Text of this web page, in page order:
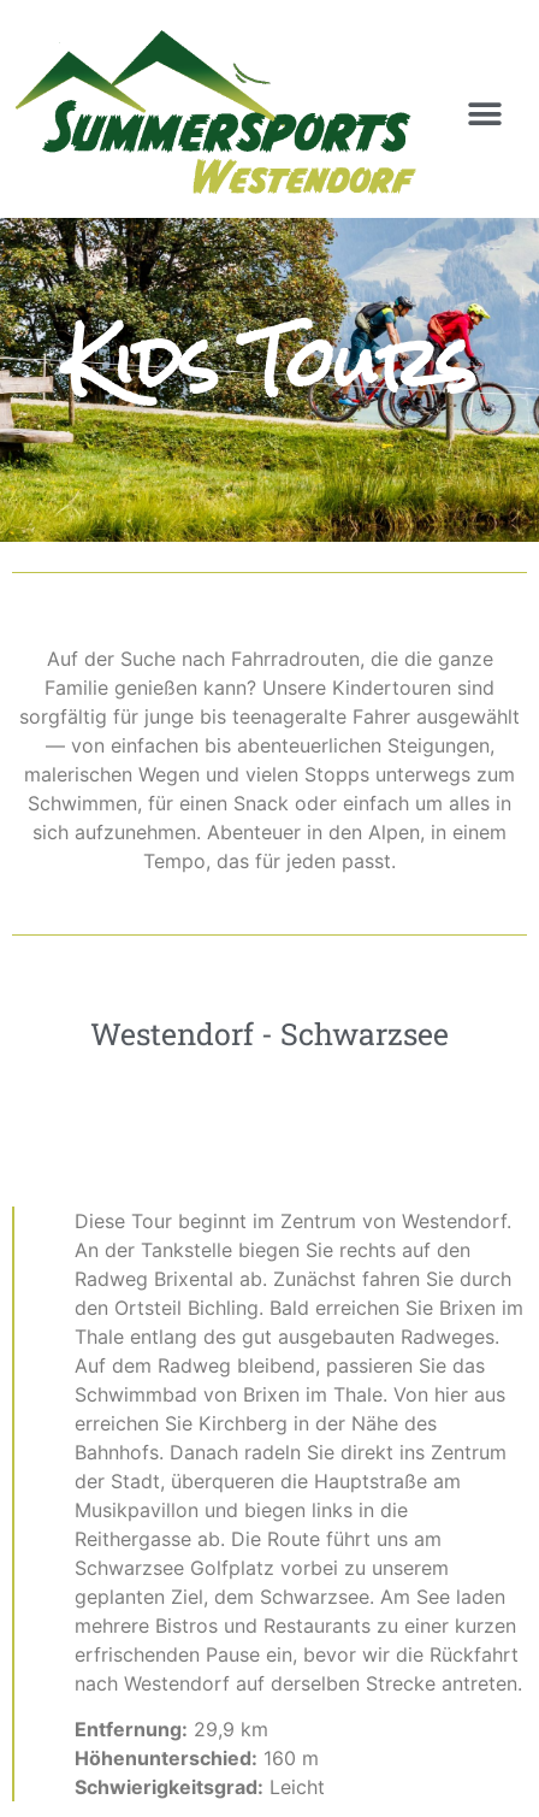
Kids Tours
Auf der Suche nach Fahrradrouten, die die ganze
Familie genießen kann? Unsere Kindertouren sind
sorgfältig für junge bis teenageralte Fahrer ausgewählt
— von einfachen bis abenteuerlichen Steigungen,
malerischen Wegen und vielen Stopps unterwegs zum
Schwimmen, für einen Snack oder einfach um alles in
sich aufzunehmen. Abenteuer in den Alpen, in einem
Tempo, das für jeden passt.
Westendorf - Schwarzsee
Diese Tour beginnt im Zentrum von Westendorf.
An der Tankstelle biegen Sie rechts auf den
Radweg Brixental ab. Zunächst fahren Sie durch
den Ortsteil Bichling. Bald erreichen Sie Brixen im
Thale entlang des gut ausgebauten Radweges.
Auf dem Radweg bleibend, passieren Sie das
Schwimmbad von Brixen im Thale. Von hier aus
erreichen Sie Kirchberg in der Nähe des
Bahnhofs. Danach radeln Sie direkt ins Zentrum
der Stadt, überqueren die Hauptstraße am
Musikpavillon und biegen links in die
Reithergasse ab. Die Route führt uns am
Schwarzsee Golfplatz vorbei zu unserem
geplanten Ziel, dem Schwarzsee. Am See laden
mehrere Bistros und Restaurants zu einer kurzen
erfrischenden Pause ein, bevor wir die Rückfahrt
nach Westendorf auf derselben Strecke antreten.
Entfernung: 29,9 km
Höhenunterschied: 160 m
Schwierigkeitsgrad: Leicht